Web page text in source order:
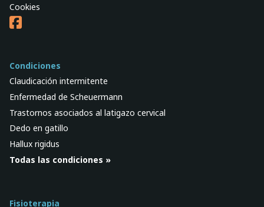
Cookies
Condiciones
Claudicación intermitente
Enfermedad de Scheuermann
Trastornos asociados al latigazo cervical
Dedo en gatillo
Hallux rigidus
Todas las condiciones »
Fisioterapia